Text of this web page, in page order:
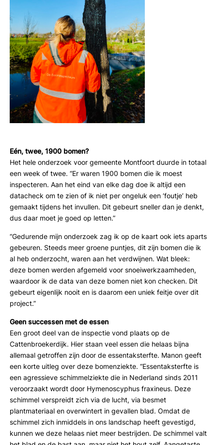
Eén, twee, 1900 bomen?
Het hele onderzoek voor gemeente Montfoort duurde in totaal
een week of twee. “Er waren 1900 bomen die ik moest
inspecteren. Aan het eind van elke dag doe ik altijd een
datacheck om te zien of ik niet per ongeluk een ‘foutje’ heb
gemaakt tijdens het invullen. Dit gebeurt sneller dan je denkt,
dus daar moet je goed op letten.”
“Gedurende mijn onderzoek zag ik op de kaart ook iets aparts
gebeuren. Steeds meer groene puntjes, dit zijn bomen die ik
al heb onderzocht, waren aan het verdwijnen. Wat bleek:
deze bomen werden afgemeld voor snoeiwerkzaamheden,
waardoor ik de data van deze bomen niet kon checken. Dit
gebeurt eigenlijk nooit en is daarom een uniek feitje over dit
project.”
Geen successen met de essen
Een groot deel van de inspectie vond plaats op de
Cattenbroekerdijk. Hier staan veel essen die helaas bijna
allemaal getroffen zijn door de essentaksterfte. Manon geeft
een korte uitleg over deze bomenziekte. “Essentaksterfte is
een agressieve schimmelziekte die in Nederland sinds 2011
veroorzaakt wordt door Hymenoscyphus fraxineus. Deze
schimmel verspreidt zich via de lucht, via besmet
plantmateriaal en overwintert in gevallen blad. Omdat de
schimmel zich inmiddels in ons landschap heeft gevestigd,
kunnen we deze helaas niet meer bestrijden. De schimmel valt